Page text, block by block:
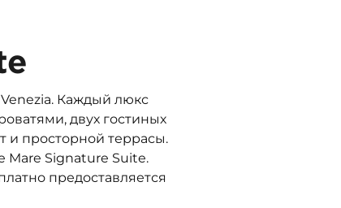
Каждый люкс
двух гостиных
и просторной террасы.
Mare Signature Suite.
предоставляется